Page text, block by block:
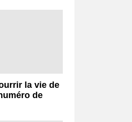
la vie de
de